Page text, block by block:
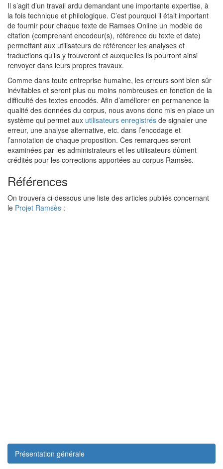
Il s’agit d’un travail ardu demandant une importante expertise, à
la fois technique et philologique. C’est pourquoi il était important
de fournir pour chaque texte de Ramses Online un modèle de
citation (comprenant encodeur(s), référence du texte et date)
permettant aux utilisateurs de référencer les analyses et
traductions qu’ils y trouveront et auxquelles ils pourront ainsi
renvoyer dans leurs propres travaux.
Comme dans toute entreprise humaine, les erreurs sont bien sûr
inévitables et seront plus ou moins nombreuses en fonction de la
difficulté des textes encodés. Afin d’améliorer en permanence la
qualité des données du corpus, nous avons donc mis en place un
système qui permet aux utilisateurs enregistrés de signaler une
erreur, une analyse alternative, etc. dans l’encodage et
l’annotation de chaque proposition. Ces remarques seront
examinées par les administrateurs et les utilisateurs dûment
crédités pour les corrections apportées au corpus Ramsès.
Références
On trouvera ci-dessous une liste des articles publiés concernant
le Projet Ramsès :
Présentation générale